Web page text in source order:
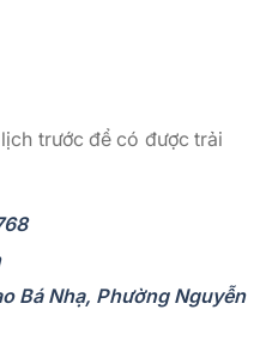
trước để có được trải
Bá Nhạ, Phường Nguyễn